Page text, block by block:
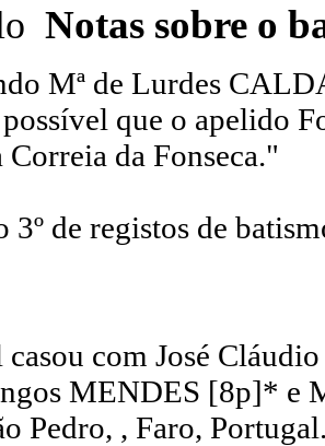
Notas sobre o
Mª de Lurdes
que o apelido
da Fonseca."
de registos de
casou com José
MENDES [8p]* e
Pedro, , Faro,